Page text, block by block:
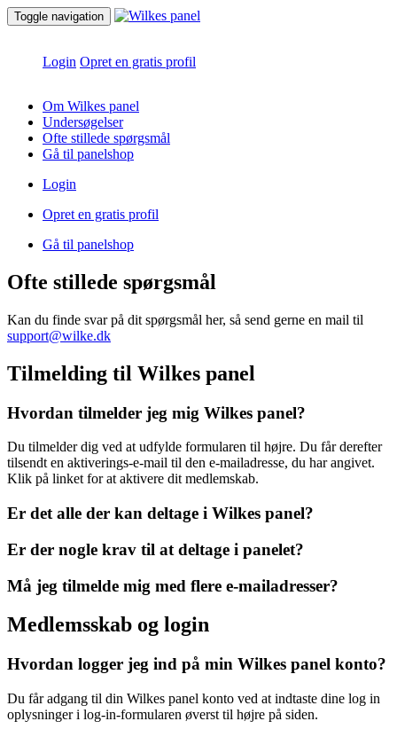
Toggle navigation
Login Opret en gratis profil
Om Wilkes panel
Undersøgelser
Ofte stillede spørgsmål
Gå til panelshop
Login
Opret en gratis profil
Gå til panelshop
Ofte stillede spørgsmål
Kan du finde svar på dit spørgsmål her, så send gerne en mail til
support@wilke.dk
Tilmelding til Wilkes panel
Hvordan tilmelder jeg mig Wilkes panel?
Du tilmelder dig ved at udfylde formularen til højre. Du får derefter
tilsendt en aktiverings-e-mail til den e-mailadresse, du har angivet.
Klik på linket for at aktivere dit medlemskab.
Er det alle der kan deltage i Wilkes panel?
Er der nogle krav til at deltage i panelet?
Må jeg tilmelde mig med flere e-mailadresser?
Medlemsskab og login
Hvordan logger jeg ind på min Wilkes panel konto?
Du får adgang til din Wilkes panel konto ved at indtaste dine log in
oplysninger i log-in-formularen øverst til højre på siden.